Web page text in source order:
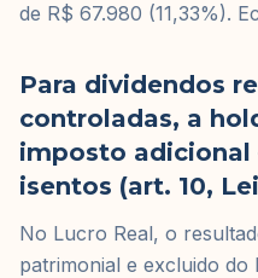
de R$ 67.980 (11,33%).
Para dividendos
controladas, a
imposto
isentos (art. 10,
No Lucro Real, o
patrimonial e excluido